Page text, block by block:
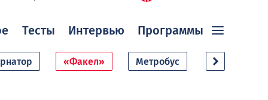
Тесты Интервью Программы
«Факел» Метробус Дачный